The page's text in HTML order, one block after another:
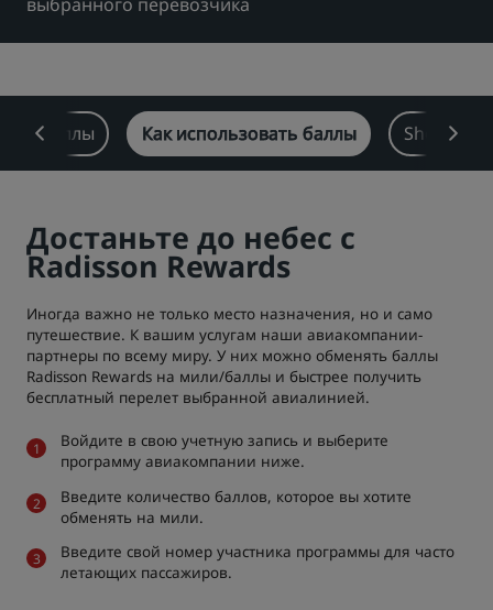
Prize by Radisson Country Inn & Suites
Аффилированные бренды в Китае
J. Jin Jiang
Kunlun Golden Tulip
Посетите наш блог
баллы Как использовать баллы Shop
Достаньте до небес с
Radisson Rewards
Иногда важно не только место назначения, но и само
путешествие. К вашим услугам наши авиакомпании-
партнеры по всему миру. У них можно обменять баллы
Radisson Rewards на мили/баллы и быстрее получить
бесплатный перелет выбранной авиалинией.
Войдите в свою учетную запись и выберите
программу авиакомпании ниже.
Введите количество баллов, которое вы хотите
обменять на мили.
Введите свой номер участника программы для часто
летающих пассажиров.